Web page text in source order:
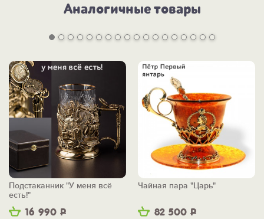
Аналогичные товары
16 990 Р
Подстаканник "У меня всё
есть!"
82 500 Р
Чайная пара "Царь"